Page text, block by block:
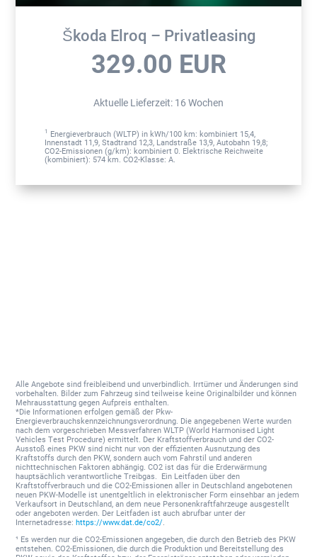
Škoda Elroq – Privatleasing
329.00 EUR
Aktuelle Lieferzeit: 16 Wochen
1 Energieverbrauch (WLTP) in kWh/100 km: kombiniert 15,4,
Innenstadt 11,9, Stadtrand 12,3, Landstraße 13,9, Autobahn 19,8;
CO2-Emissionen (g/km): kombiniert 0. Elektrische Reichweite
(kombiniert): 574 km. CO2-Klasse: A.
Alle Angebote sind freibleibend und unverbindlich. Irrtümer und Änderungen sind
vorbehalten. Bilder zum Fahrzeug sind teilweise keine Originalbilder und können
Mehrausstattung gegen Aufpreis enthalten.
*Die Informationen erfolgen gemäß der Pkw-
Energieverbrauchskennzeichnungsverordnung. Die angegebenen Werte wurden
nach dem vorgeschrieben Messverfahren WLTP (World Harmonised Light
Vehicles Test Procedure) ermittelt. Der Kraftstoffverbrauch und der CO2-
Ausstoß eines PKW sind nicht nur von der effizienten Ausnutzung des
Kraftstoffs durch den PKW, sondern auch vom Fahrstil und anderen
nichttechnischen Faktoren abhängig. CO2 ist das für die Erderwärmung
hauptsächlich verantwortliche Treibgas. Ein Leitfaden über den
Kraftstoffverbrauch und die CO2-Emissionen aller in Deutschland angebotenen
neuen PKW-Modelle ist unentgeltlich in elektronischer Form einsehbar an jedem
Verkaufsort in Deutschland, an dem neue Personenkraftfahrzeuge ausgestellt
oder angeboten werden. Der Leitfaden ist auch abrufbar unter der
Internetadresse:https://www.dat.de/co2/.
¹ Es werden nur die CO2-Emissionen angegeben, die durch den Betrieb des PKW
entstehen. CO2-Emissionen, die durch die Produktion und Bereitstellung des